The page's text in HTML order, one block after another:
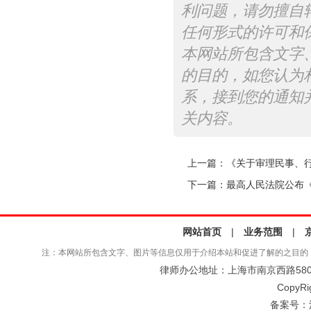
利问题，请勿擅自
任何形式的许可和
本网站所包含文字
的目的，如您认为
系，接到您的通知
关内容。
上一篇： 《关于审理民事
下一篇： 最高人民法院公布
网站首页 | 业务范围 |
注：本网站所包含文字、图片等信息仅用于介绍本站和促进了解的之目
律师办公地址：上海市南京西路
备案号：